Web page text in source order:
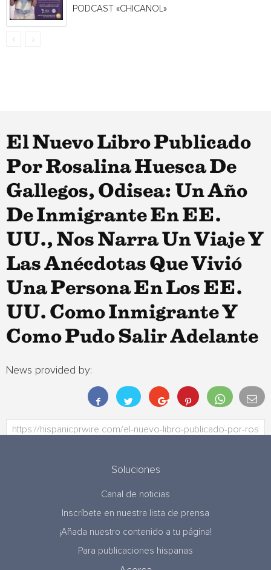
PODCAST «CHICANOL»
El Nuevo Libro Publicado
Por Rosalina Huesca De
Gallegos, Odisea: Un Año
De Inmigrante En EE.
UU., Nos Narra Un Viaje Y
Las Anécdotas Que Vivió
Una Persona En Los EE.
UU. Como Inmigrante Y
Como Pudo Salir Adelante
News provided by:
Soluciones
Canal de noticias
Inscríbete en nuestra lista de prensa
¡Añada nuestro contenido a tu página!
Para publicaciones hispanas